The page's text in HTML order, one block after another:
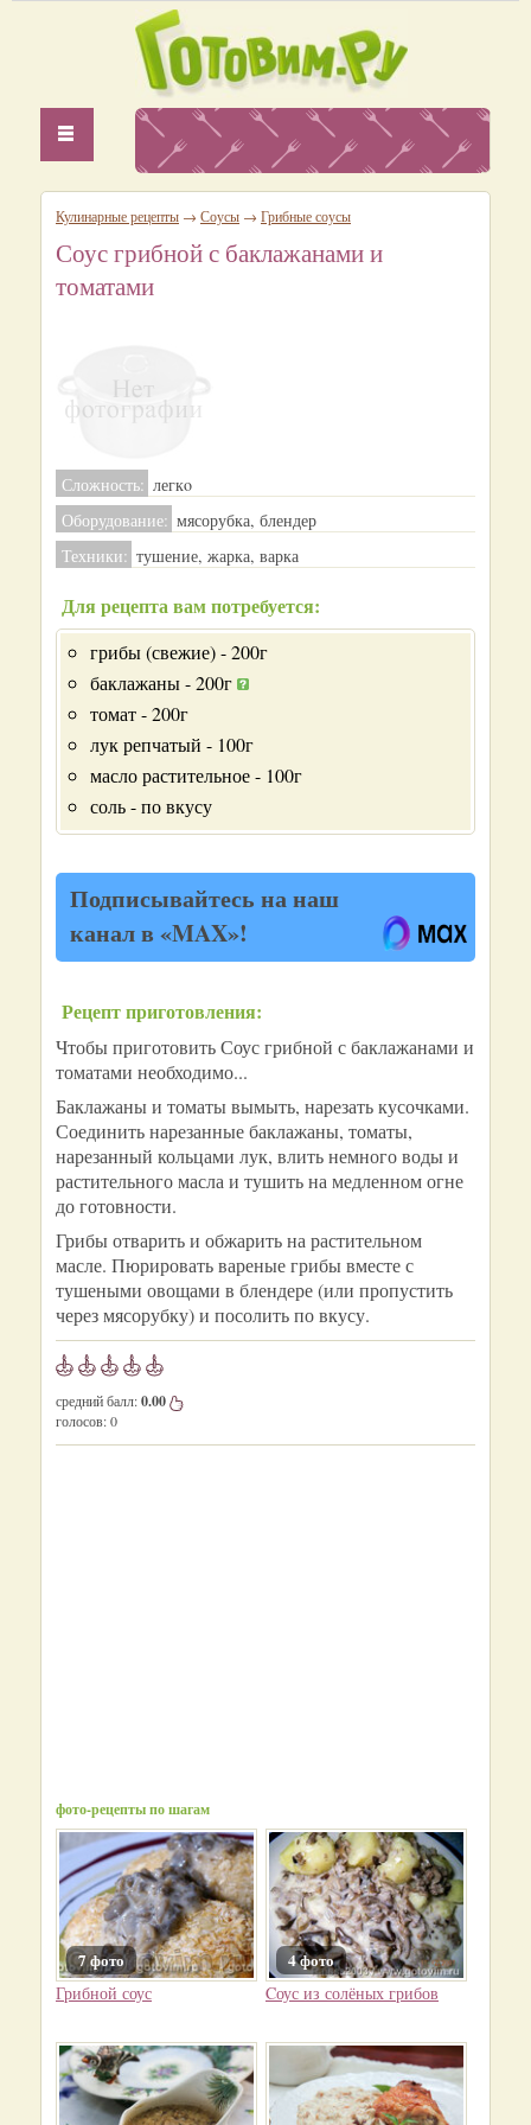
Кулинарные рецепты → Соусы → Грибные соусы
Соус грибной с баклажанами и
томатами
Сложность: легкo
Оборудование: мясорубка, блендер
Техники: тушение, жарка, варка
Для рецепта вам потребуется:
грибы (свежие) - 200г
баклажаны - 200г
томат - 200г
лук репчатый - 100г
масло растительное - 100г
соль - по вкусу
Подписывайтесь на наш
канал в «MAX»!
Рецепт приготовления:
Чтобы приготовить Соус грибной с баклажанами и
томатами необходимо...
Баклажаны и томаты вымыть, нарезать кусочками.
Соединить нарезанные баклажаны, томаты,
нарезанный кольцами лук, влить немного воды и
растительного масла и тушить на медленном огне
до готовности.
Грибы отварить и обжарить на растительном
масле. Пюрировать вареные грибы вместе с
тушеными овощами в блендере (или пропустить
через мясорубку) и посолить по вкусу.
средний балл:0.00
голосов:0
фото-рецепты по шагам
7 фото
Грибной соус
4 фото
Cоус из солёных грибов